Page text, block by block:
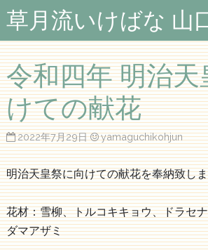
草月流いけばな 山
令和四年 明治
けての献花
2022年7月29日 yamaguchikohjun
明治天皇祭に向けての献花を奉納致し
花材：雪柳、トルコキキョウ、ドラセ
ダマアザミ